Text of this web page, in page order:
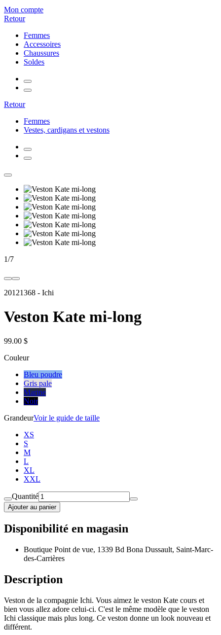
Mon compte
Retour
Femmes
Accessoires
Chaussures
Soldes
Retour
Femmes
Vestes, cardigans et vestons
1/7
20121368 - Ichi
Veston Kate mi-long
99.00 $
Couleur
Bleu poudre
Gris pale
Marine
Noir
GrandeurVoir le guide de taille
XS
S
M
L
XL
XXL
Quantité
Ajouter au panier
Disponibilité en magasin
Boutique Point de vue, 1339 Bd Bona Dussault, Saint-Marc-
des-Carrières
Description
Veston de la compagnie Ichi. Vous aimez le veston Kate cours et
bien vous allez adore celui-ci. C'est le même modèle que le veston
Ichi classique mais plus long. Ce veston donne un look nouveau et
différent.